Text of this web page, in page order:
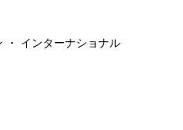
・ インターナショナル